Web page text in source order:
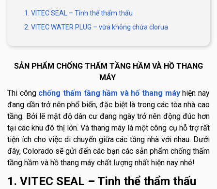
1. VITEC SEAL – Tinh thể thẩm thấu
2. VITEC WATER PLUG – vữa không chứa clorua
SẢN PHẨM CHỐNG THẤM TẦNG HẦM VÀ HỒ THANG
MÁY
Thi công chống thấm tầng hầm và hố thang máyhiện nay
đang dần trở nên phổ biến, đặc biệt là trong các tòa nhà cao
tầng. Bởi lẽ mật độ dân cư đang ngày trở nên động đúc hơn
tại các khu đô thị lớn. Và thang máy là một công cụ hỗ trợ rất
tiện ích cho việc di chuyển giữa các tầng nhà với nhau. Dưới
đây, Colorado sẽ gửi đến các bạn các sản phẩm chống thấm
tầng hầm và hồ thang máy chất lượng nhất hiện nay nhé!
1. VITEC SEAL – Tinh thể thẩm thấu